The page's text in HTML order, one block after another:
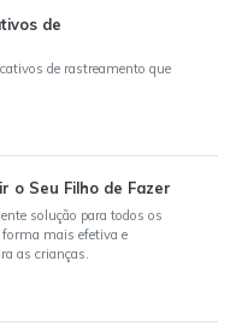
de
de rastreamento que
o Seu Filho de Fazer
solução para todos os
forma mais efetiva e
as crianças.